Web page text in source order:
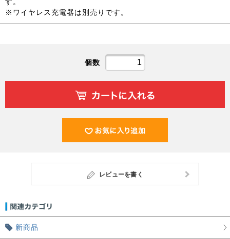
す。
※ワイヤレス充電器は別売りです。
個数
レビューを書く
新商品